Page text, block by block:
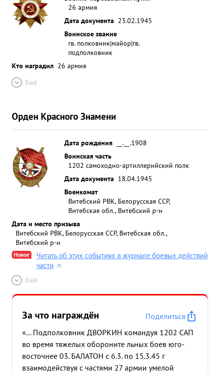
26 армия
Дата документа 23.02.1945
Воинское звание
гв. полковник|майор|гв.
подполковник
Кто наградил 26 армия
Ещё
Орден Красного Знамени
Дата рождения
__.__.1908
Воинская часть
1202 самоходно-артиллерийский полк
Дата документа 18.04.1945
Военкомат
Витебский РВК, Белорусская ССР,
Витебская обл., Витебский р-н
Дата и место призыва
Витебский РВК, Белорусская ССР, Витебская обл.,
Витебский р-н
Новое
Читать об этих событиях в журнале боевых действий
части
Ещё
За что награждён
Поделиться
«... Подполковник ДВОРКИН командуя 1202 САП
во время тяжелых обороните льных боев юго-
восточнее 03. БАЛАТОН с 6.3. по 15.3.45 г
взаимодействуя с частями 27 армии умелой